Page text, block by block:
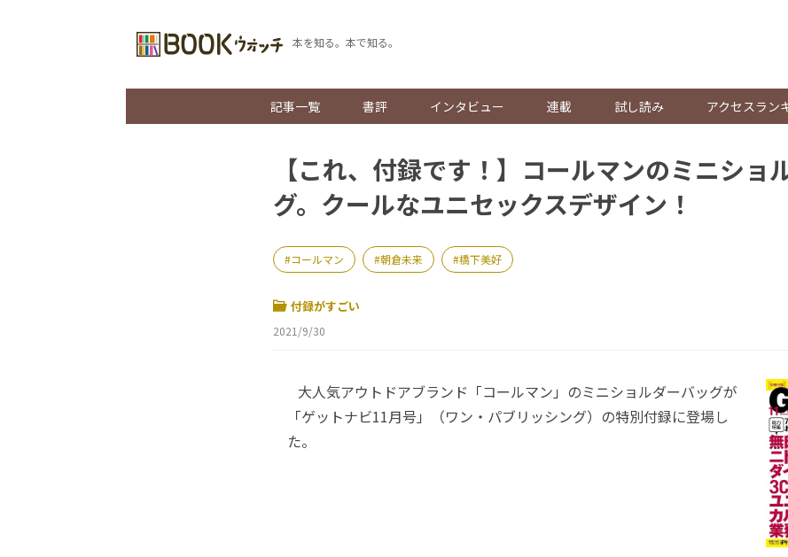
本を知る。本で知る。
記事一覧 書評 インタビュー 連載 試し読み アクセスラン
【これ、付録です！】コールマンのミニショ
グ。クールなユニセックスデザイン！
コールマン 朝倉未来 橋下美好
付録がすごい
2021/9/30
大人気アウトドアブランド「コールマン」のミニショルダーバッグが
「ゲットナビ11月号」（ワン・パブリッシング）の特別付録に登場し
た。